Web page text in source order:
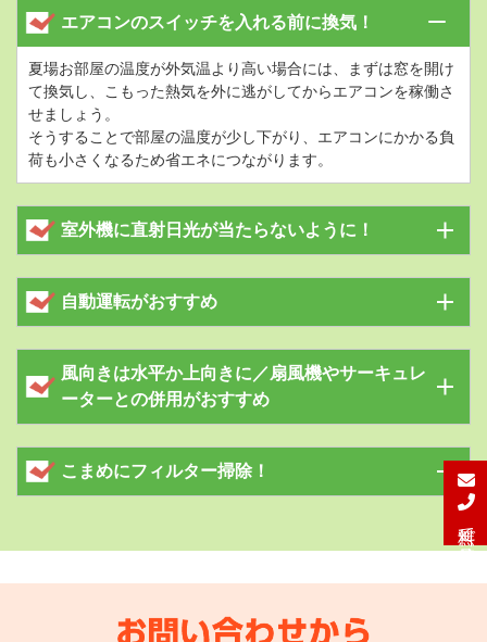
エアコンのスイッチを入れる前に換気！
夏場お部屋の温度が外気温より高い場合には、まずは窓を開け
て換気し、こもった熱気を外に逃がしてからエアコンを稼働さ
せましょう。
そうすることで部屋の温度が少し下がり、エアコンにかかる負
荷も小さくなるため省エネにつながります。
室外機に直射日光が当たらないように！
自動運転がおすすめ
風向きは水平か上向きに／扇風機やサーキュレ
ーターとの併用がおすすめ
こまめにフィルター掃除！
無料で見積